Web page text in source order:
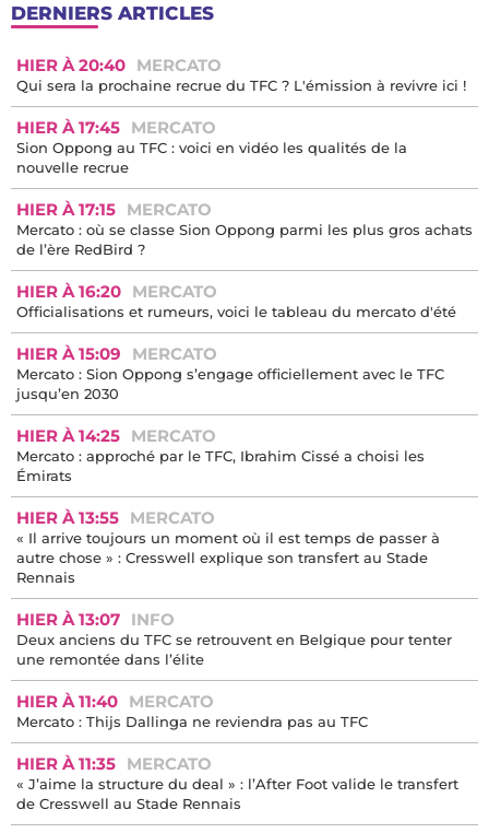
DERNIERS ARTICLES
HIER À 20:40 MERCATO
Qui sera la prochaine recrue du TFC ? L'émission à revivre ici !
HIER À 17:45 MERCATO
Sion Oppong au TFC : voici en vidéo les qualités de la
nouvelle recrue
HIER À 17:15 MERCATO
Mercato : où se classe Sion Oppong parmi les plus gros achats
de l’ère RedBird ?
HIER À 16:20 MERCATO
Officialisations et rumeurs, voici le tableau du mercato d'été
HIER À 15:09 MERCATO
Mercato : Sion Oppong s’engage officiellement avec le TFC
jusqu’en 2030
HIER À 14:25 MERCATO
Mercato : approché par le TFC, Ibrahim Cissé a choisi les
Émirats
HIER À 13:55 MERCATO
« Il arrive toujours un moment où il est temps de passer à
autre chose » : Cresswell explique son transfert au Stade
Rennais
HIER À 13:07 INFO
Deux anciens du TFC se retrouvent en Belgique pour tenter
une remontée dans l’élite
HIER À 11:40 MERCATO
Mercato : Thijs Dallinga ne reviendra pas au TFC
HIER À 11:35 MERCATO
« J’aime la structure du deal » : l’After Foot valide le transfert
de Cresswell au Stade Rennais